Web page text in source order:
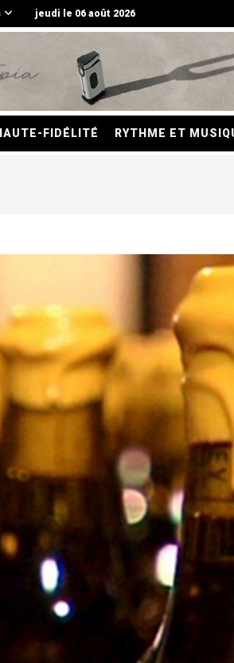
jeudi le 06 août 2026
FIDÉLITÉ RYTHME ET